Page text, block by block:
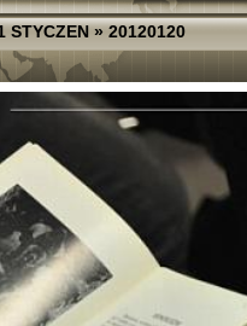
STYCZEN»20120120